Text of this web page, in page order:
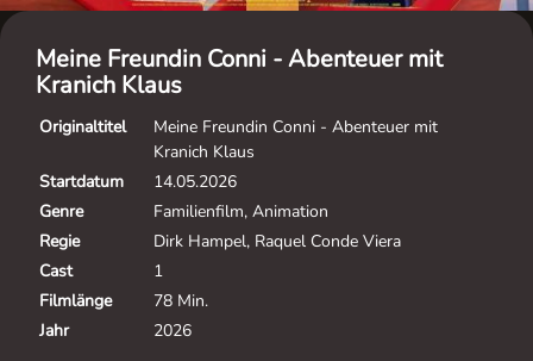
Meine Freundin Conni - Abenteuer mit
Kranich Klaus
Originaltitel
Meine Freundin Conni - Abenteuer mit
Kranich Klaus
Startdatum
14.05.2026
Genre
Familienfilm, Animation
Regie
Dirk Hampel, Raquel Conde Viera
Cast
1
Filmlänge
78 Min.
Jahr
2026